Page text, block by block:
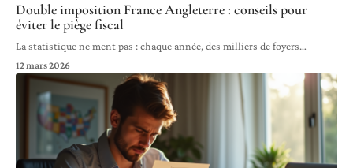
Double imposition France Angleterre : conseils pour
éviter le piège fiscal
La statistique ne ment pas : chaque année, des milliers de foyers…
12 mars 2026